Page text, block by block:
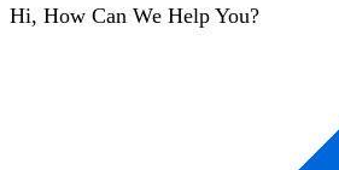
Hi, How Can We Help You?